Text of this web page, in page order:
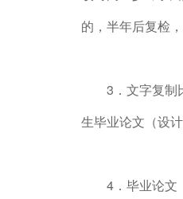
的，半年后复检
3．文字复制
生毕业论文（设
4．毕业论文